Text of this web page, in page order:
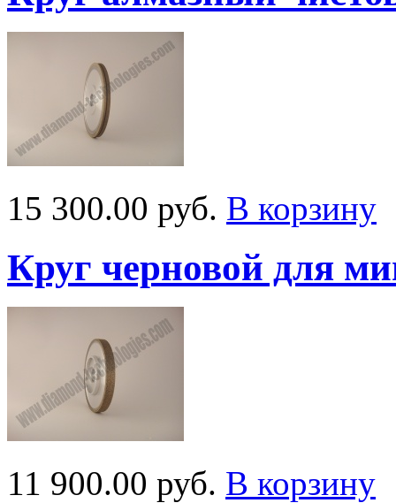
15 300.00 руб. В корзину
Круг черновой для
11 900.00 руб. В корзину